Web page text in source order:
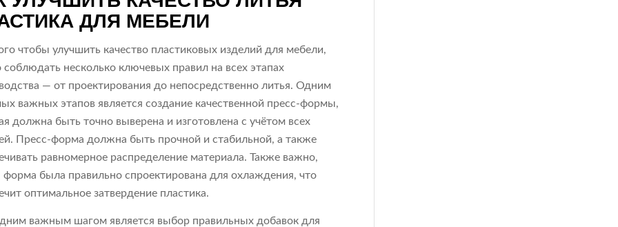
ДЛЯ МЕБЕЛИ
чтобы улучшить качество пластиковых изделий для мебели,
несколько ключевых правил на всех этапах
— от проектирования до непосредственно литья. Одним
важных этапов является создание качественной пресс-формы,
должна быть точно выверена и изготовлена с учётом всех
Пресс-форма должна быть прочной и стабильной, а также
равномерное распределение материала. Также важно,
форма была правильно спроектирована для охлаждения, что
оптимальное затвердение пластика.
важным шагом является выбор правильных добавок для